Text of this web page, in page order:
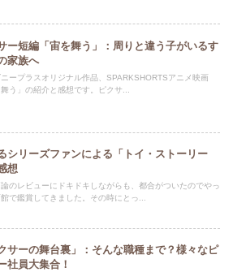
ー短編「宙を舞う」：周りと違う子がいるす
家族へ
ープラスオリジナル作品、SPARKSHORTSアニメ映画
舞う」の紹介と感想です。ピクサ...
シリーズファンによる「トイ・ストーリー
想
のレビューにドキドキしながらも、都合がついたのでやっ
館で鑑賞してきました。その時にとっ...
サーの舞台裏」：そんな職種まで？様々なピ
社員大集合！